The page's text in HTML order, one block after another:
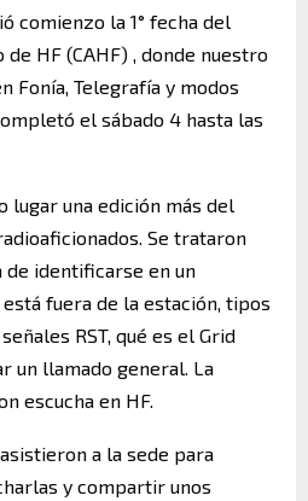
comienzo la 1° fecha del
HF (CAHF) , donde nuestro
Fonía, Telegrafía y modos
el sábado 4 hasta las
lugar una edición más del
Se trataron
de identificarse en un
fuera de la estación, tipos
RST, qué es el Grid
un llamado general. La
escucha en HF.
a la sede para
y compartir unos